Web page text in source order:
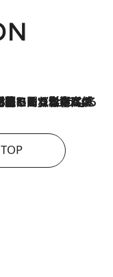
ホルムズ海峡封鎖による影響はいつまで続く？《エネルギー専門家に聞く“どうなる日本の暮らし”》